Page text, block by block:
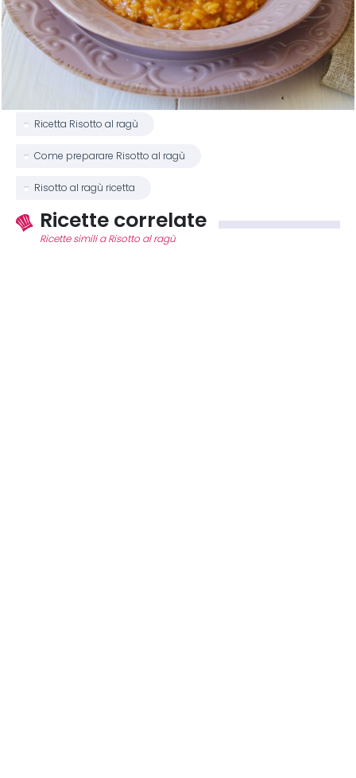
Ricetta Risotto al ragù
Come preparare Risotto al ragù
Risotto al ragù ricetta
Ricette correlate
Ricette simili a Risotto al ragù